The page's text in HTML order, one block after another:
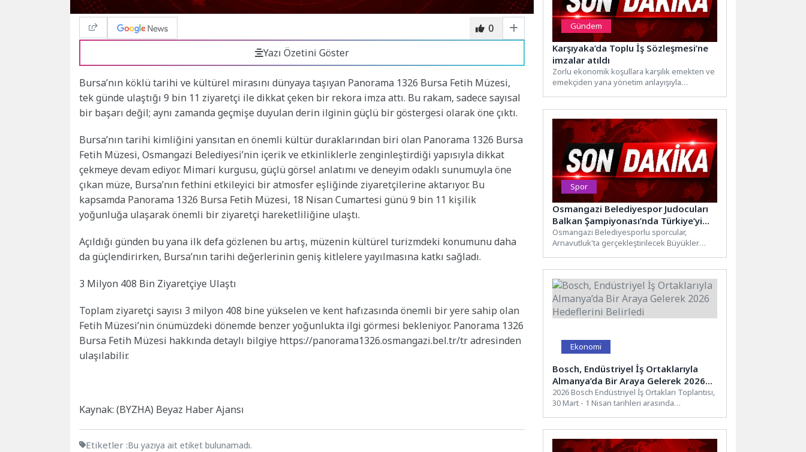
0
Yazı Özetini Göster
Bursa’nın köklü tarihi ve kültürel mirasını dünyaya taşıyan Panorama 1326 Bursa Fetih Müzesi,
tek günde ulaştığı 9 bin 11 ziyaretçi ile dikkat çeken bir rekora imza attı. Bu rakam, sadece sayısal
bir başarı değil; aynı zamanda geçmişe duyulan derin ilginin güçlü bir göstergesi olarak öne çıktı.
Bursa’nın tarihi kimliğini yansıtan en önemli kültür duraklarından biri olan Panorama 1326 Bursa
Fetih Müzesi, Osmangazi Belediyesi’nin içerik ve etkinliklerle zenginleştirdiği yapısıyla dikkat
çekmeye devam ediyor. Mimari kurgusu, güçlü görsel anlatımı ve deneyim odaklı sunumuyla öne
çıkan müze, Bursa’nın fethini etkileyici bir atmosfer eşliğinde ziyaretçilerine aktarıyor. Bu
kapsamda Panorama 1326 Bursa Fetih Müzesi, 18 Nisan Cumartesi günü 9 bin 11 kişilik
yoğunluğa ulaşarak önemli bir ziyaretçi hareketliliğine ulaştı.
Açıldığı günden bu yana ilk defa gözlenen bu artış, müzenin kültürel turizmdeki konumunu daha
da güçlendirirken, Bursa’nın tarihi değerlerinin geniş kitlelere yayılmasına katkı sağladı.
3 Milyon 408 Bin Ziyaretçiye Ulaştı
Toplam ziyaretçi sayısı 3 milyon 408 bine yükselen ve kent hafızasında önemli bir yere sahip olan
Fetih Müzesi’nin önümüzdeki dönemde benzer yoğunlukta ilgi görmesi bekleniyor. Panorama 1326
Bursa Fetih Müzesi hakkında detaylı bilgiye https://panorama1326.osmangazi.bel.tr/tr adresinden
ulaşılabilir.
Kaynak: (BYZHA) Beyaz Haber Ajansı
Etiketler :Bu yazıya ait etiket bulunamadı.
Gündem
Karşıyaka’da Toplu İş Sözleşmesi’ne
imzalar atıldı
Zorlu ekonomik koşullara karşılık emekten ve
emekçiden yana yönetim anlayışıyla
Spor
Osmangazi Belediyespor Judocuları
Balkan Şampiyonası’nda Türkiye’yi
Temsil Edecek
Osmangazi Belediyesporlu sporcular,
Arnavutluk'ta gerçekleştirilecek Büyükler
Ekonomi
Bosch, Endüstriyel İş Ortaklarıyla
Almanya’da Bir Araya Gelerek 2026
Hedeflerini Belirledi
2026 Bosch Endüstriyel İş Ortakları Toplantısı,
30 Mart - 1 Nisan tarihleri arasında